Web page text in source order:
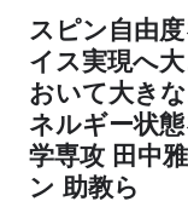
スピン自由
イス実現へ
おいて大き
ネルギー状
学専攻 田中
ン 助教ら